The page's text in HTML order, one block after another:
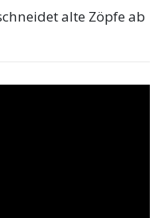
alte Zöpfe ab